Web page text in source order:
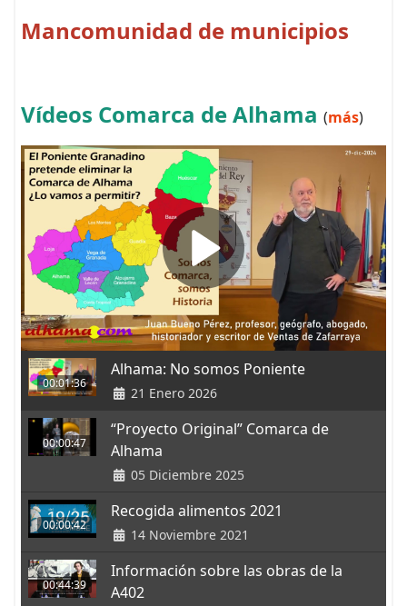
Mancomunidad de municipios
Vídeos Comarca de Alhama (más)
00:01:36
Alhama: No somos Poniente
21 Enero 2026
00:00:47
“Proyecto Original” Comarca de
Alhama
05 Diciembre 2025
00:00:42
Recogida alimentos 2021
14 Noviembre 2021
00:44:39
Información sobre las obras de la
A402